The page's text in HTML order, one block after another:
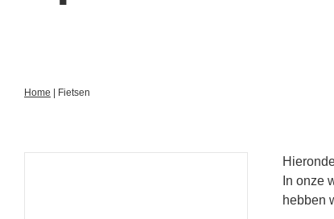
Home Fietsen
In onze
hebben